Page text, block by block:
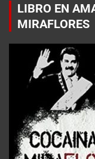
LIBRO EN
MIRAFLORES